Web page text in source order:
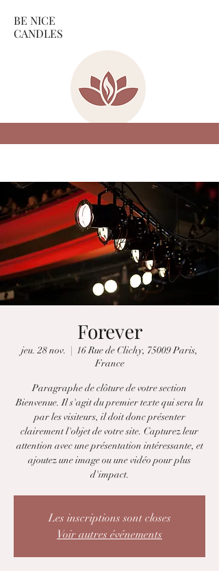
BE NICE
CANDLES
Forever
jeu. 28 nov.
  |
16 Rue de Clichy, 75009 Paris,
France
Paragraphe de clôture de votre section
Bienvenue. Il s'agit du premier texte qui sera lu
par les visiteurs, il doit donc présenter
clairement l'objet de votre site. Capturez leur
attention avec une présentation intéressante, et
ajoutez une image ou une vidéo pour plus
d'impact.
Les inscriptions sont closes
Voir autres événements